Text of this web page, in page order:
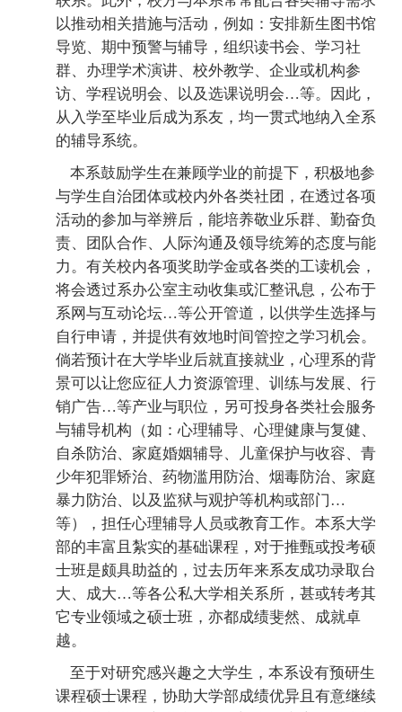
以推动相关措施与活动，例如：安排新生图书馆
导览、期中预警与辅导，组织读书会、学习社
群、办理学术演讲、校外教学、企业或机构参
访、学程说明会、以及选课说明会…等。因此，
从入学至毕业后成为系友，均一贯式地纳入全系
的辅导系统。
本系鼓励学生在兼顾学业的前提下，积极地参
与学生自治团体或校内外各类社团，在透过各项
活动的参加与举辨后，能培养敬业乐群、勤奋负
责、团队合作、人际沟通及领导统筹的态度与能
力。有关校内各项奖助学金或各类的工读机会，
将会透过系办公室主动收集或汇整讯息，公布于
系网与互动论坛…等公开管道，以供学生选择与
自行申请，并提供有效地时间管控之学习机会。
倘若预计在大学毕业后就直接就业，心理系的背
景可以让您应征人力资源管理、训练与发展、行
销广告…等产业与职位，另可投身各类社会服务
与辅导机构（如：心理辅导、心理健康与复健、
自杀防治、家庭婚姻辅导、儿童保护与收容、青
少年犯罪矫治、药物滥用防治、烟毒防治、家庭
暴力防治、以及监狱与观护等机构或部门…
等），担任心理辅导人员或教育工作。本系大学
部的丰富且紮实的基础课程，对于推甄或投考硕
士班是颇具助益的，过去历年来系友成功录取台
大、成大…等各公私大学相关系所，甚或转考其
它专业领域之硕士班，亦都成绩斐然、成就卓
越。
至于对研究感兴趣之大学生，本系设有预研生
课程硕士课程，协助大学部成绩优异且有意继续